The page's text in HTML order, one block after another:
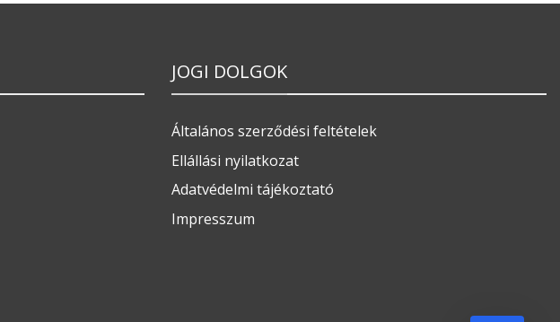
JOGI DOLGOK
Általános szerződési feltételek
Ellállási nyilatkozat
Adatvédelmi tájékoztató
Impresszum